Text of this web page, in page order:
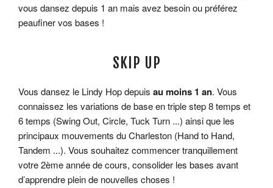
vous dansez depuis 1 an mais avez besoin ou préférez
peaufiner vos bases !
SKIP UP
Vous dansez le Lindy Hop depuisau moins 1 an. Vous
connaissez les variations de base en triple step 8 temps et
6 temps (Swing Out, Circle, Tuck Turn ...) ainsi que les
principaux mouvements du Charleston (Hand to Hand,
Tandem ...). Vous souhaitez commencer tranquillement
votre 2ème année de cours, consolider les bases avant
d’apprendre plein de nouvelles choses !